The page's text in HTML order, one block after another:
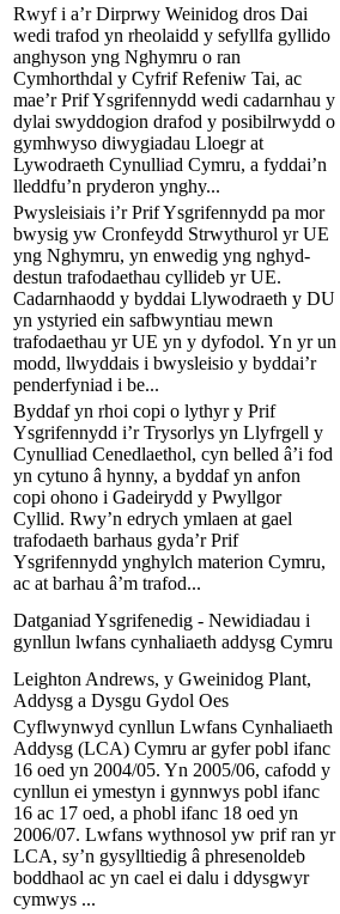
Rwyf i a’r Dirprwy Weinidog dros Dai
wedi trafod yn rheolaidd y sefyllfa gyllido
anghyson yng Nghymru o ran
Cymhorthdal y Cyfrif Refeniw Tai, ac
mae’r Prif Ysgrifennydd wedi cadarnhau y
dylai swyddogion drafod y posibilrwydd o
gymhwyso diwygiadau Lloegr at
Lywodraeth Cynulliad Cymru, a fyddai’n
lleddfu’n pryderon ynghy...
Pwysleisiais i’r Prif Ysgrifennydd pa mor
bwysig yw Cronfeydd Strwythurol yr UE
yng Nghymru, yn enwedig yng nghyd-
destun trafodaethau cyllideb yr UE.
Cadarnhaodd y byddai Llywodraeth y DU
yn ystyried ein safbwyntiau mewn
trafodaethau yr UE yn y dyfodol. Yn yr un
modd, llwyddais i bwysleisio y byddai’r
penderfyniad i be...
Byddaf yn rhoi copi o lythyr y Prif
Ysgrifennydd i’r Trysorlys yn Llyfrgell y
Cynulliad Cenedlaethol, cyn belled â’i fod
yn cytuno â hynny, a byddaf yn anfon
copi ohono i Gadeirydd y Pwyllgor
Cyllid. Rwy’n edrych ymlaen at gael
trafodaeth barhaus gyda’r Prif
Ysgrifennydd ynghylch materion Cymru,
ac at barhau â’m trafod...
Datganiad Ysgrifenedig - Newidiadau i
gynllun lwfans cynhaliaeth addysg Cymru
Leighton Andrews, y Gweinidog Plant,
Addysg a Dysgu Gydol Oes
Cyflwynwyd cynllun Lwfans Cynhaliaeth
Addysg (LCA) Cymru ar gyfer pobl ifanc
16 oed yn 2004/05. Yn 2005/06, cafodd y
cynllun ei ymestyn i gynnwys pobl ifanc
16 ac 17 oed, a phobl ifanc 18 oed yn
2006/07. Lwfans wythnosol yw prif ran yr
LCA, sy’n gysylltiedig â phresenoldeb
boddhaol ac yn cael ei dalu i ddysgwyr
cymwys ...